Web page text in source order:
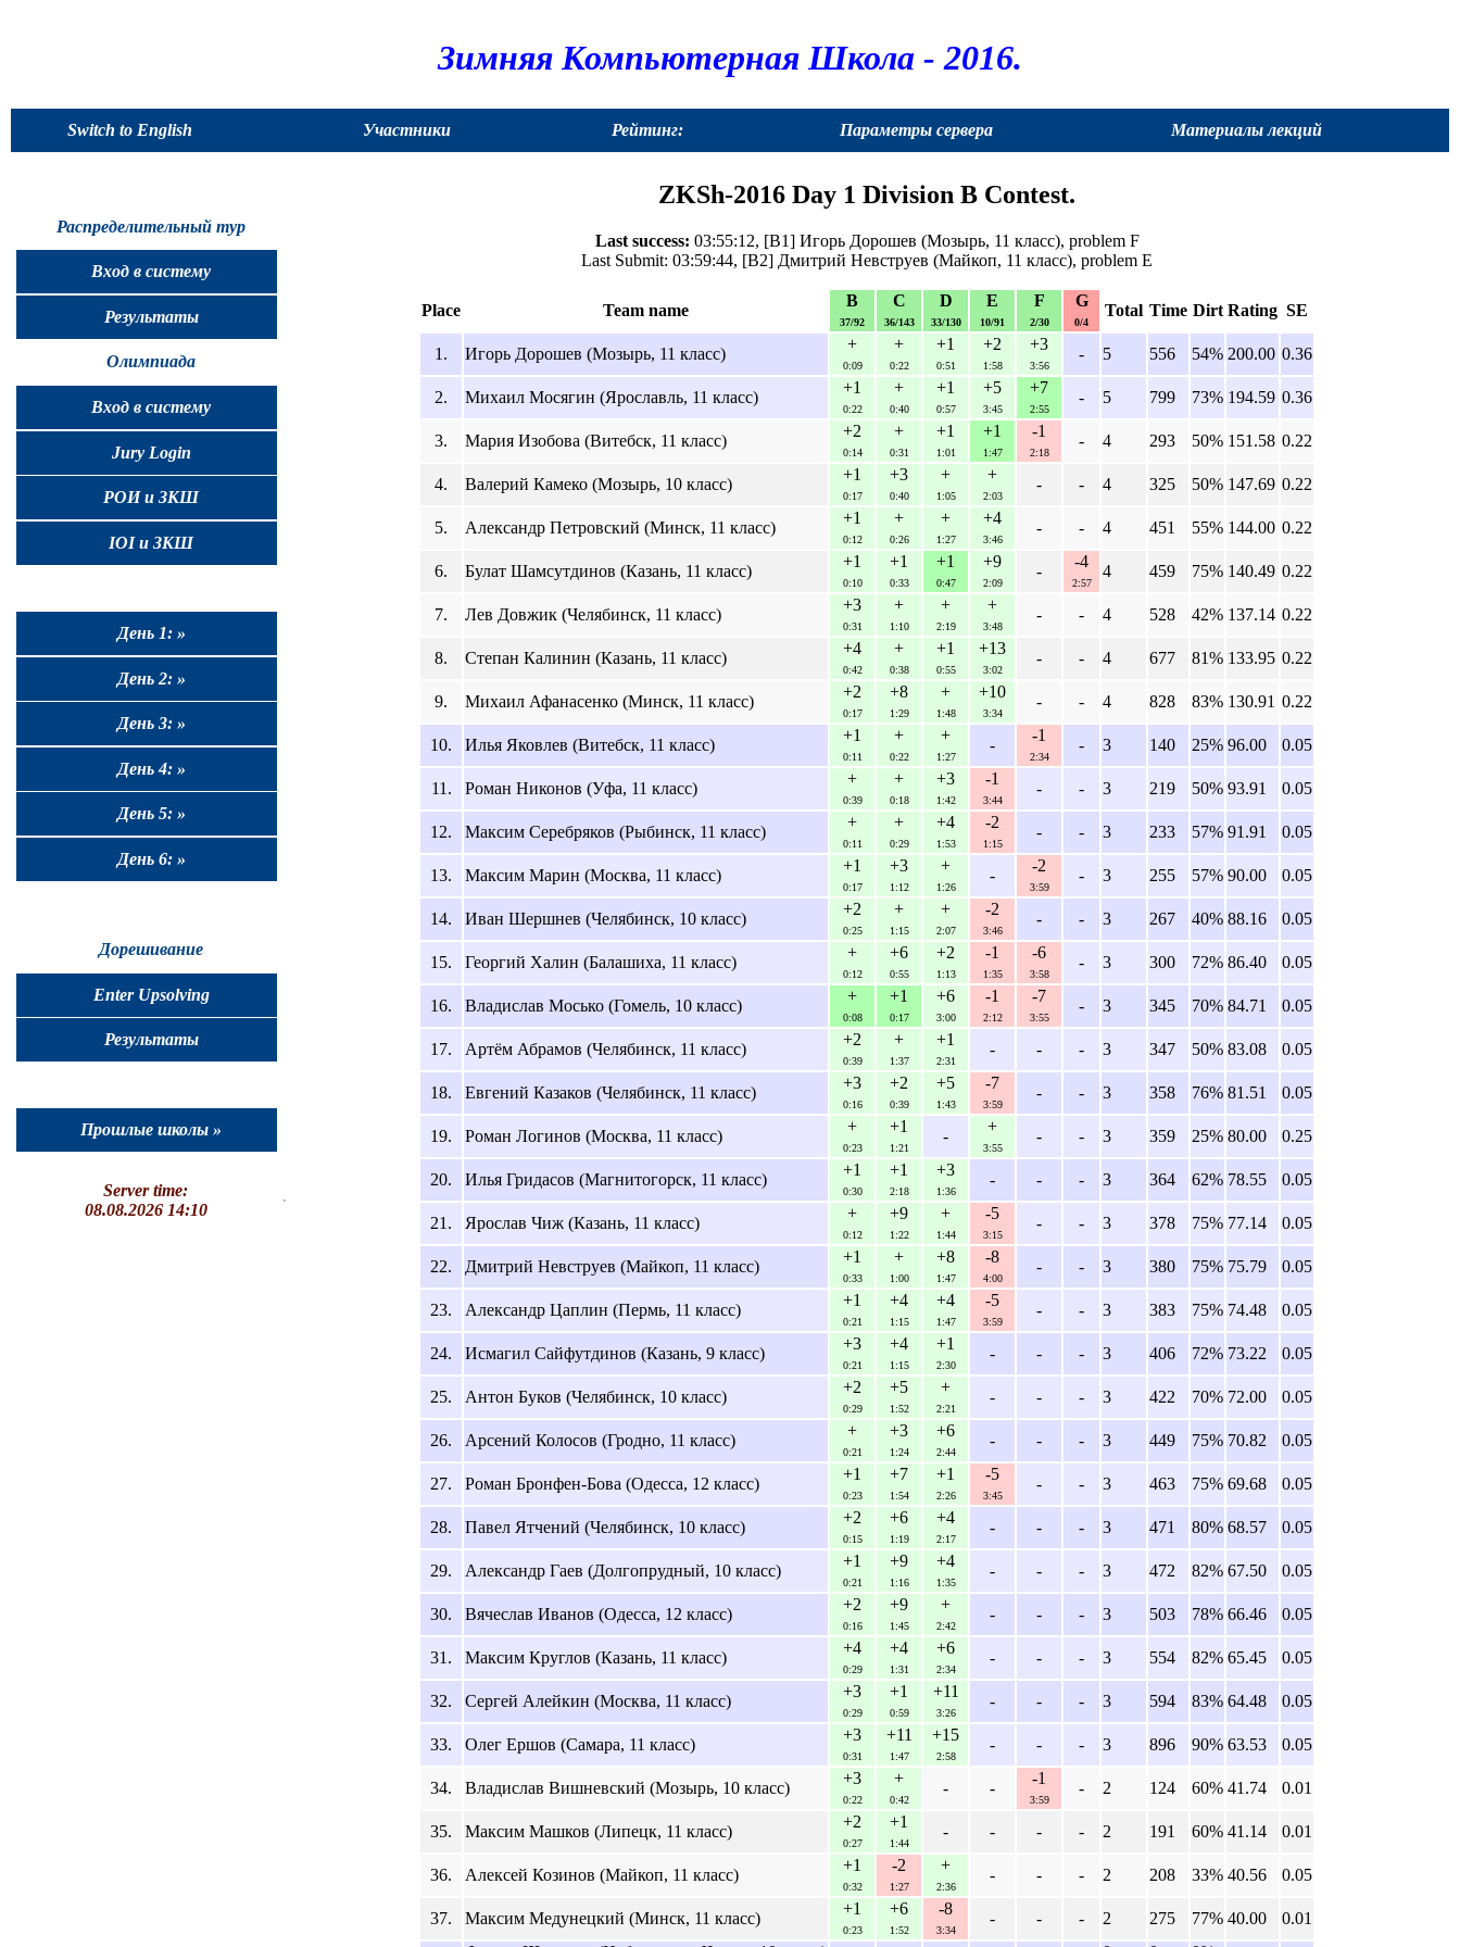
Зимняя Компьютерная Школа - 2016.
Switch to English Участники Рейтинг: Параметры сервера Материалы лекций
Распределительный тур
Вход в систему
Результаты
Олимпиада
Вход в систему
Jury Login
РОИ и ЗКШ
IOI и ЗКШ
День 1: »
День 2: »
День 3: »
День 4: »
День 5: »
День 6: »
Дорешивание
Enter Upsolving
Результаты
Прошлые школы »
Server time:
08.08.2026 14:10
ZKSh-2016 Day 1 Division B Contest.
Last success: 03:55:12, [B1] Игорь Дорошев (Мозырь, 11 класс), problem F
Last Submit: 03:59:44, [B2] Дмитрий Невструев (Майкоп, 11 класс), problem E
Place Team name
B
37/92
C
36/143
D
33/130
E
10/91
F
2/30
G
0/4
Total Time Dirt Rating SE
1. Игорь Дорошев (Мозырь, 11 класс)
+
0:09
+
0:22
+1
0:51
+2
1:58
+3
3:56
- 5 556 54% 200.00 0.36
2. Михаил Мосягин (Ярославль, 11 класс)
+1
0:22
+
0:40
+1
0:57
+5
3:45
+7
2:55
- 5 799 73% 194.59 0.36
3. Мария Изобова (Витебск, 11 класс)
+2
0:14
+
0:31
+1
1:01
+1
1:47
-1
2:18
- 4 293 50% 151.58 0.22
4. Валерий Камеко (Мозырь, 10 класс)
+1
0:17
+3
0:40
+
1:05
+
2:03
- - 4 325 50% 147.69 0.22
5. Александр Петровский (Минск, 11 класс)
+1
0:12
+
0:26
+
1:27
+4
3:46
- - 4 451 55% 144.00 0.22
6. Булат Шамсутдинов (Казань, 11 класс)
+1
0:10
+1
0:33
+1
0:47
+9
2:09
-
-4
2:57
4 459 75% 140.49 0.22
7. Лев Довжик (Челябинск, 11 класс)
+3
0:31
+
1:10
+
2:19
+
3:48
- - 4 528 42% 137.14 0.22
8. Степан Калинин (Казань, 11 класс)
+4
0:42
+
0:38
+1
0:55
+13
3:02
- - 4 677 81% 133.95 0.22
9. Михаил Афанасенко (Минск, 11 класс)
+2
0:17
+8
1:29
+
1:48
+10
3:34
- - 4 828 83% 130.91 0.22
10. Илья Яковлев (Витебск, 11 класс)
+1
0:11
+
0:22
+
1:27
-
-1
2:34
- 3 140 25% 96.00 0.05
11. Роман Никонов (Уфа, 11 класс)
+
0:39
+
0:18
+3
1:42
-1
3:44
- - 3 219 50% 93.91 0.05
12. Максим Серебряков (Рыбинск, 11 класс)
+
0:11
+
0:29
+4
1:53
-2
1:15
- - 3 233 57% 91.91 0.05
13. Максим Марин (Москва, 11 класс)
+1
0:17
+3
1:12
+
1:26
-
-2
3:59
- 3 255 57% 90.00 0.05
14. Иван Шершнев (Челябинск, 10 класс)
+2
0:25
+
1:15
+
2:07
-2
3:46
- - 3 267 40% 88.16 0.05
15. Георгий Халин (Балашиха, 11 класс)
+
0:12
+6
0:55
+2
1:13
-1
1:35
-6
3:58
- 3 300 72% 86.40 0.05
16. Владислав Мосько (Гомель, 10 класс)
+
0:08
+1
0:17
+6
3:00
-1
2:12
-7
3:55
- 3 345 70% 84.71 0.05
17. Артём Абрамов (Челябинск, 11 класс)
+2
0:39
+
1:37
+1
2:31
- - - 3 347 50% 83.08 0.05
18. Евгений Казаков (Челябинск, 11 класс)
+3
0:16
+2
0:39
+5
1:43
-7
3:59
- - 3 358 76% 81.51 0.05
19. Роман Логинов (Москва, 11 класс)
+
0:23
+1
1:21
-
+
3:55
- - 3 359 25% 80.00 0.25
20. Илья Гридасов (Магнитогорск, 11 класс)
+1
0:30
+1
2:18
+3
1:36
- - - 3 364 62% 78.55 0.05
21. Ярослав Чиж (Казань, 11 класс)
+
0:12
+9
1:22
+
1:44
-5
3:15
- - 3 378 75% 77.14 0.05
22. Дмитрий Невструев (Майкоп, 11 класс)
+1
0:33
+
1:00
+8
1:47
-8
4:00
- - 3 380 75% 75.79 0.05
23. Александр Цаплин (Пермь, 11 класс)
+1
0:21
+4
1:15
+4
1:47
-5
3:59
- - 3 383 75% 74.48 0.05
24. Исмагил Сайфутдинов (Казань, 9 класс)
+3
0:21
+4
1:15
+1
2:30
- - - 3 406 72% 73.22 0.05
25. Антон Буков (Челябинск, 10 класс)
+2
0:29
+5
1:52
+
2:21
- - - 3 422 70% 72.00 0.05
26. Арсений Колосов (Гродно, 11 класс)
+
0:21
+3
1:24
+6
2:44
- - - 3 449 75% 70.82 0.05
27. Роман Бронфен-Бова (Одесса, 12 класс)
+1
0:23
+7
1:54
+1
2:26
-5
3:45
- - 3 463 75% 69.68 0.05
28. Павел Ятчений (Челябинск, 10 класс)
+2
0:15
+6
1:19
+4
2:17
- - - 3 471 80% 68.57 0.05
29. Александр Гаев (Долгопрудный, 10 класс)
+1
0:21
+9
1:16
+4
1:35
- - - 3 472 82% 67.50 0.05
30. Вячеслав Иванов (Одесса, 12 класс)
+2
0:16
+9
1:45
+
2:42
- - - 3 503 78% 66.46 0.05
31. Максим Круглов (Казань, 11 класс)
+4
0:29
+4
1:31
+6
2:34
- - - 3 554 82% 65.45 0.05
32. Сергей Алейкин (Москва, 11 класс)
+3
0:29
+1
0:59
+11
3:26
- - - 3 594 83% 64.48 0.05
33. Олег Ершов (Самара, 11 класс)
+3
0:31
+11
1:47
+15
2:58
- - - 3 896 90% 63.53 0.05
34. Владислав Вишневский (Мозырь, 10 класс)
+3
0:22
+
0:42
- -
-1
3:59
- 2 124 60% 41.74 0.01
35. Максим Машков (Липецк, 11 класс)
+2
0:27
+1
1:44
- - - - 2 191 60% 41.14 0.01
36. Алексей Козинов (Майкоп, 11 класс)
+1
0:32
-2
1:27
+
2:36
- - - 2 208 33% 40.56 0.05
37. Максим Медунецкий (Минск, 11 класс)
+1
0:23
+6
1:52
-8
3:34
- - - 2 275 77% 40.00
0.01